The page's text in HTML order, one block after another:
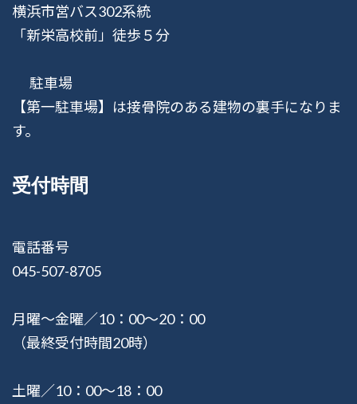
横浜市営バス302系統
「新栄高校前」徒歩５分
駐車場
【第一駐車場】は接骨院のある建物の裏手になりま
す。
受付時間
電話番号
045-507-8705
月曜〜金曜／10：00〜20：00
（最終受付時間20時）
土曜／10：00〜18：00